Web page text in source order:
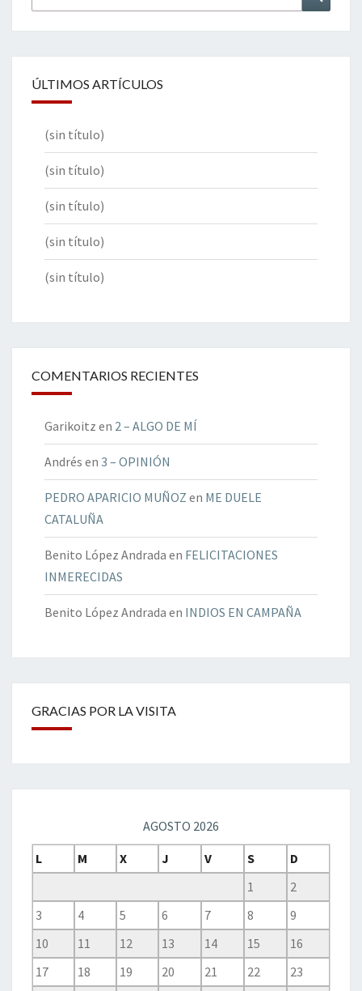
por:
ÚLTIMOS ARTÍCULOS
(sin título)
(sin título)
(sin título)
(sin título)
(sin título)
COMENTARIOS RECIENTES
Garikoitz en 2 – ALGO DE MÍ
Andrés en 3 – OPINIÓN
PEDRO APARICIO MUÑOZ en ME DUELE
CATALUÑA
Benito López Andrada en FELICITACIONES
INMERECIDAS
Benito López Andrada en INDIOS EN CAMPAÑA
GRACIAS POR LA VISITA
AGOSTO 2026
L
M X J V S
D
1
2
3
4 5 6 7 8
9
10
11 12 13 14 15
16
17
18 19 20 21 22
23